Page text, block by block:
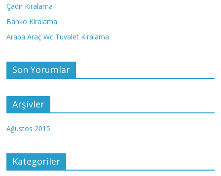
Çadır Kiralama
Banko Kiralama
Araba Araç Wc Tuvalet Kiralama
Son Yorumlar
Arşivler
Ağustos 2015
Kategoriler